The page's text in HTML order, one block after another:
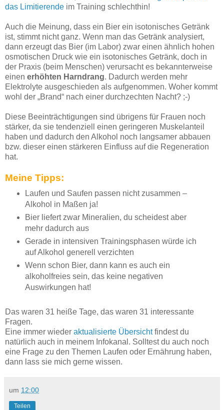
das Limitierende im Training schlechthin!
Auch die Meinung, dass ein Bier ein isotonisches Getränk
ist, stimmt nicht ganz. Wenn man das Getränk analysiert,
dann erzeugt das Bier (im Labor) zwar einen ähnlich hohen
osmotischen Druck wie ein isotonisches Getränk, doch in
der Praxis (beim Menschen) verursacht es bekannterweise
einen erhöhten Harndrang. Dadurch werden mehr
Elektrolyte ausgeschieden als aufgenommen. Woher kommt
wohl der „Brand“ nach einer durchzechten Nacht? ;-)
Diese Beeinträchtigungen sind übrigens für Frauen noch
stärker, da sie tendenziell einen geringeren Muskelanteil
haben und dadurch den Alkohol noch langsamer abbauen
bzw. dieser einen stärkeren Einfluss auf die Regeneration
hat.
Meine Tipps:
Laufen und Saufen passen nicht zusammen –
Alkohol in Maßen ja!
Bier liefert zwar Mineralien, du scheidest aber
mehr dadurch aus
Gerade in intensiven Trainingsphasen würde ich
auf Alkohol generell verzichten
Wenn schon Bier, dann kann es auch ein
alkoholfreies sein, das keine negativen
Auswirkungen hat!
Das waren 31 heiße Tage, das waren 31 interessante
Fragen.
Eine immer wieder aktualisierte Übersichtfindest du
natürlich auch in meinem Infokanal. Solltest du auch noch
eine Frage zu den Themen Laufen oder Ernährung haben,
dann lass sie mich gerne wissen.
um 12:00
Teilen